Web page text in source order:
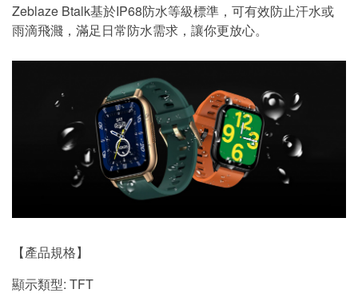
Zeblaze Btalk基於IP68防水等級標準，可有效防止汗水或
雨滴飛濺，滿足日常防水需求，讓你更放心。
【產品規格】
顯示類型: TFT